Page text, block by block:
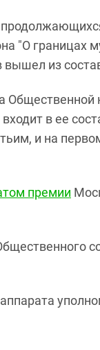
"О границах
из
Общественной
в ее
и на
премии